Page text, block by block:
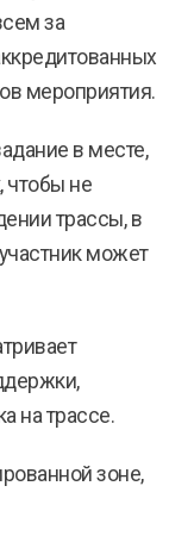
за
мероприятия.
в месте,
чтобы не
трассы, в
может
на трассе.
зоне,